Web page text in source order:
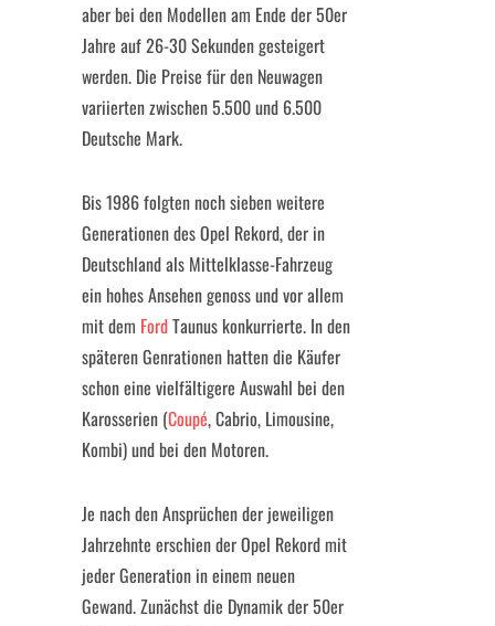
aber bei den Modellen am Ende der 50er
Jahre auf 26-30 Sekunden gesteigert
werden. Die Preise für den Neuwagen
variierten zwischen 5.500 und 6.500
Deutsche Mark.
Bis 1986 folgten noch sieben weitere
Generationen des Opel Rekord, der in
Deutschland als Mittelklasse-Fahrzeug
ein hohes Ansehen genoss und vor allem
mit dem FordTaunus konkurrierte. In den
späteren Genrationen hatten die Käufer
schon eine vielfältigere Auswahl bei den
Karosserien (Coupé, Cabrio, Limousine,
Kombi) und bei den Motoren.
Je nach den Ansprüchen der jeweiligen
Jahrzehnte erschien der Opel Rekord mit
jeder Generation in einem neuen
Gewand. Zunächst die Dynamik der 50er